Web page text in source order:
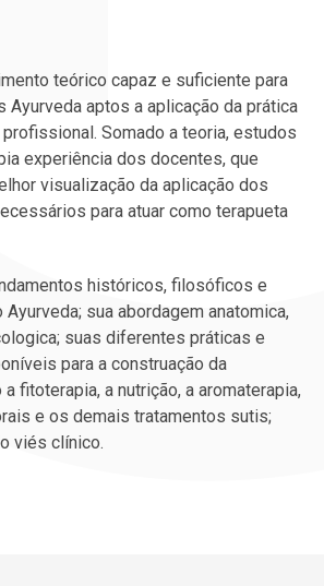
teórico capaz e suficiente para
Ayurveda aptos a aplicação da prática
Somado a teoria, estudos
experiência dos docentes, que
visualização da aplicação dos
para atuar como terapueta
históricos, filosóficos e
sua abordagem anatomica,
suas diferentes práticas e
para a construação da
fitoterapia, a nutrição, a aromaterapia,
e os demais tratamentos sutis;
viés clínico.